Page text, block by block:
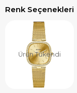
Renk Seçenekleri
Ürün Tükendi